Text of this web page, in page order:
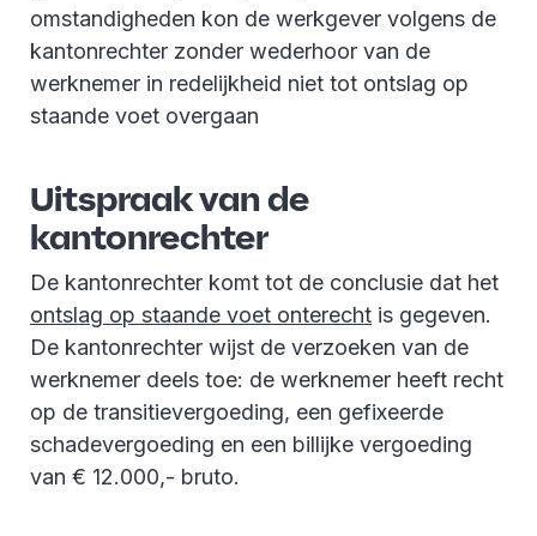
omstandigheden kon de werkgever volgens de
kantonrechter zonder wederhoor van de
werknemer in redelijkheid niet tot ontslag op
staande voet overgaan
Uitspraak van de
kantonrechter
De kantonrechter komt tot de conclusie dat het
ontslag op staande voet onterecht is gegeven.
De kantonrechter wijst de verzoeken van de
werknemer deels toe: de werknemer heeft recht
op de transitievergoeding, een gefixeerde
schadevergoeding en een billijke vergoeding
van € 12.000,- bruto.